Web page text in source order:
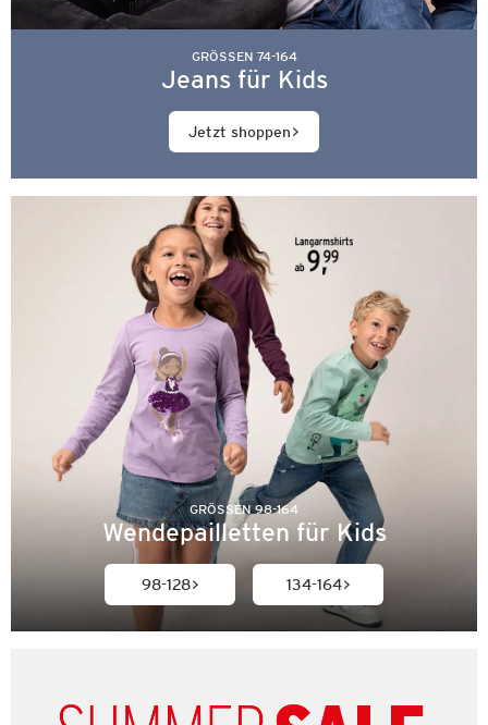
GRÖSSEN 74-164
Jeans für Kids
Jetzt shoppen
GRÖSSEN 98-164
Wendepailletten für Kids
98-128 134-164